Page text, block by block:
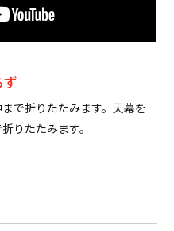
で折りたたみます。天幕を
りたたみます。